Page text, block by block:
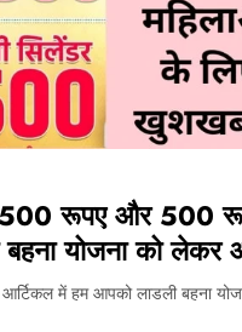
रूपए और 500
बहना योजना को लेकर
में हम आपको लाडली बहना